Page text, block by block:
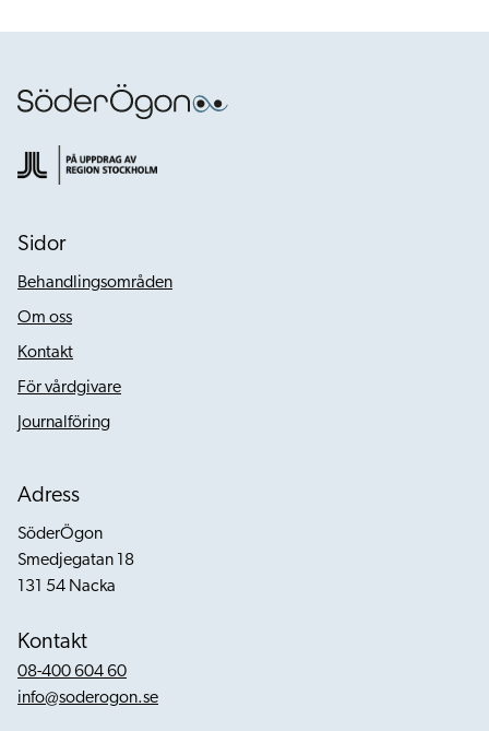
Sidor
Behandlingsområden
Om oss
Kontakt
För vårdgivare
Journalföring
Adress
SöderÖgon
Smedjegatan 18
131 54 Nacka
Kontakt
08-400 604 60
info@soderogon.se